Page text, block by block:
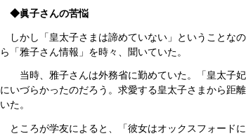
◆眞子さんの苦悩
しかし「皇太子さまは諦めていない」ということな
ら「雅子さん情報」を時々、聞いていた。
当時、雅子さんは外務省に勤めていた。「皇太子
にいづらかったのだろう。求愛する皇太子さまから距
いた。
ところが学友によると、「彼女はオックスフォード